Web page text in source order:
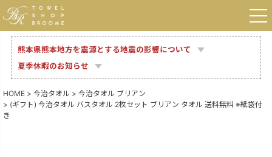
熊本県熊本地方を震源とする地震の影響について
夏季休暇のお知らせ
HOME 今治タオル
今治タオル ブリアン
(ギフト) 今治タオル バスタオル 2枚セット ブリアン タオル 送料無料 ※紙袋付
き